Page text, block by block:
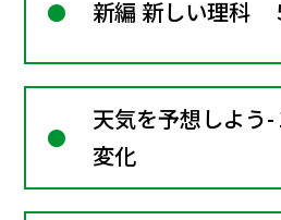
新編 新しい理科
天気を予想しよう
変化